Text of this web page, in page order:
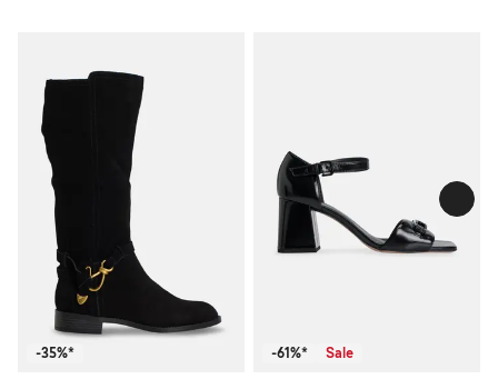
-35%* -61%* Sale